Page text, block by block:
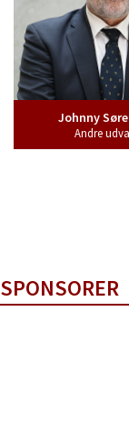
Johnny
Andre
SPONSORER